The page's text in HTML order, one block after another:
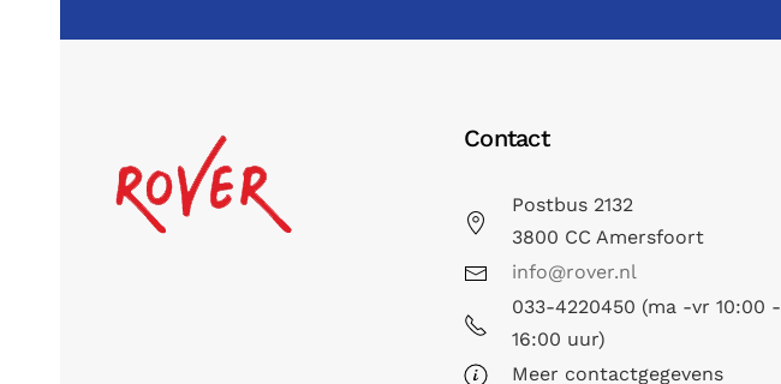
Contact
Postbus 2132
3800 CC Amersfoort
info@rover.nl
033-4220450 (ma -vr 10:00 -
16:00 uur)
Meer contactgegevens